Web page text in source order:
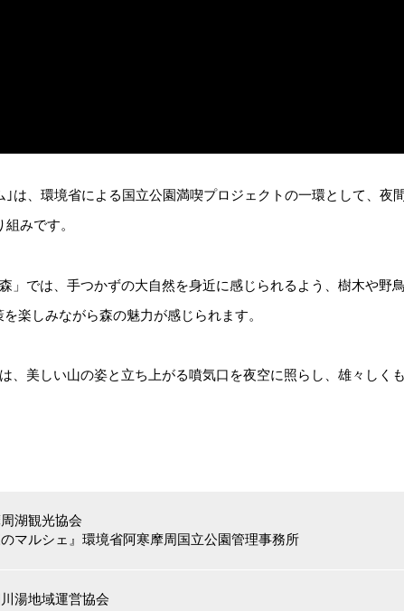
は、環境省による国立公園満喫プロジェクトの一環として、夜
みです。
森」では、手つかずの大自然を身近に感じられるよう、樹木や野
楽しみながら森の魅力が感じられます。
、美しい山の姿と立ち上がる噴気口を夜空に照らし、雄々しく
湖観光協会
マルシェ』環境省阿寒摩周国立公園管理事務所
湯地域運営協会